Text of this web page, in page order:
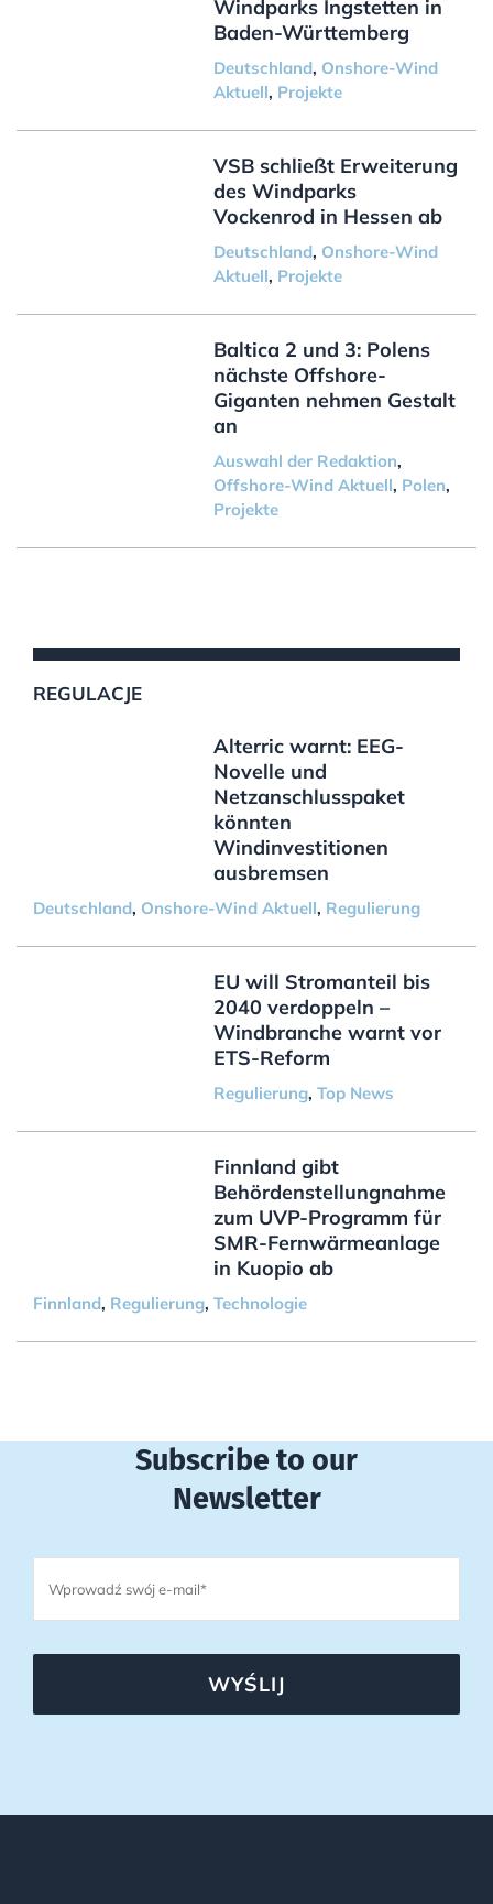
Windparks Ingstetten in
Baden-Württemberg
Deutschland, Onshore-Wind
Aktuell, Projekte
VSB schließt Erweiterung
des Windparks
Vockenrod in Hessen ab
Deutschland, Onshore-Wind
Aktuell, Projekte
Baltica 2 und 3: Polens
nächste Offshore-
Giganten nehmen Gestalt
an
Auswahl der Redaktion,
Offshore-Wind Aktuell, Polen,
Projekte
REGULACJE
Alterric warnt: EEG-
Novelle und
Netzanschlusspaket
könnten
Windinvestitionen
ausbremsen
Deutschland, Onshore-Wind Aktuell, Regulierung
EU will Stromanteil bis
2040 verdoppeln –
Windbranche warnt vor
ETS-Reform
Regulierung, Top News
Finnland gibt
Behördenstellungnahme
zum UVP-Programm für
SMR-Fernwärmeanlage
in Kuopio ab
Finnland, Regulierung, Technologie
Subscribe to our
Newsletter
WYŚLIJ